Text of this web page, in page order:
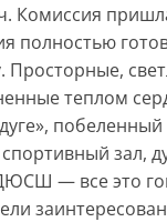
Комиссия
полностью
Просторные,
теплом
побеленный
зал,
— все это